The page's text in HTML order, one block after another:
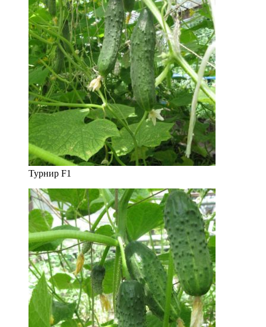
Турнир F1